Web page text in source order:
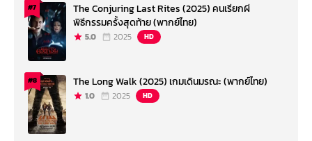
#7
The Conjuring Last Rites (2025) คนเรียกผี
พิธีกรรมครั้งสุดท้าย (พากย์ไทย)
5.0 2025 HD
#8 The Long Walk (2025) เกมเดินมรณะ (พากย์ไทย)
1.0 2025 HD